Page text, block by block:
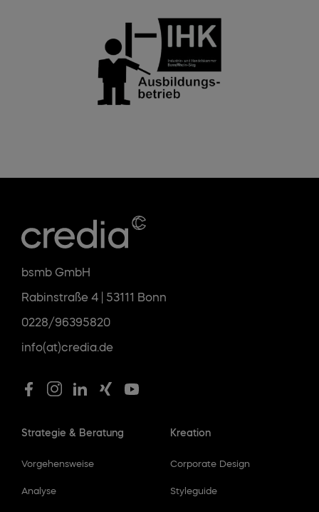
bsmb GmbH
Rabinstraße 4 | 53111 Bonn
0228/96395820
info(at)credia.de
Strategie & Beratung
Vorgehensweise
Analyse
Kreation
Corporate Design
Styleguide